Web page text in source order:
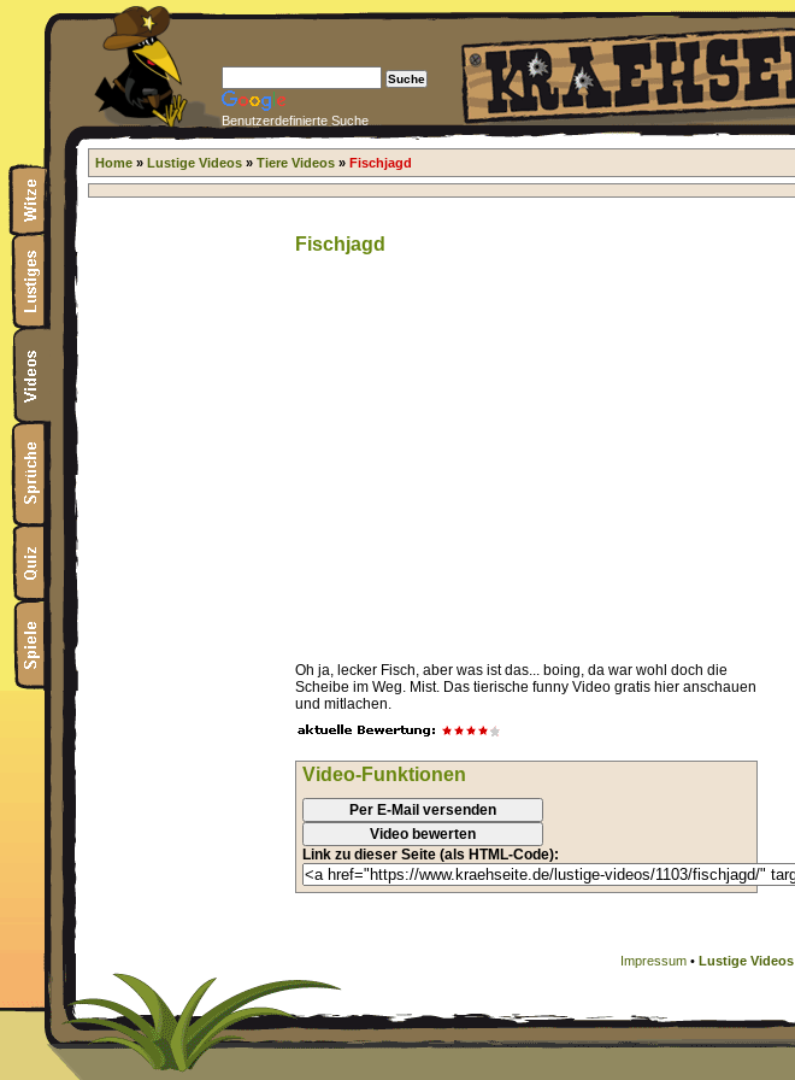
Benutzerdefinierte Suche
Home » Lustige Videos » Tiere Videos » Fischjagd
Fischjagd
Oh ja, lecker Fisch, aber was ist das... boing, da war wohl doch die
Scheibe im Weg. Mist. Das tierische funny Video gratis hier anschauen
und mitlachen.
Video-Funktionen
Per E-Mail versenden
Video bewerten
Link zu dieser Seite (als HTML-Code):
Impressum• Lustige Videos